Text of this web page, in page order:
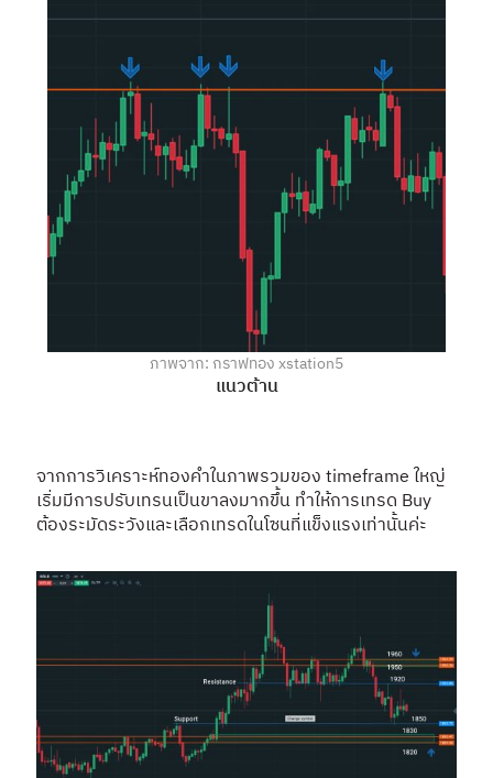
ภาพจาก: กราฟทอง xstation5
แนวต้าน
จากการวิเคราะห์ทองคำในภาพรวมของ timeframe ใหญ่
เริ่มมีการปรับเทรนเป็นขาลงมากขึ้น ทำให้การเทรด Buy
ต้องระมัดระวังและเลือกเทรดในโซนที่แข็งแรงเท่านั้นค่ะ